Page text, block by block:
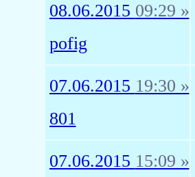
08.06.2015 09:29 »
pofig
07.06.2015 19:30 »
801
07.06.2015 15:09 »